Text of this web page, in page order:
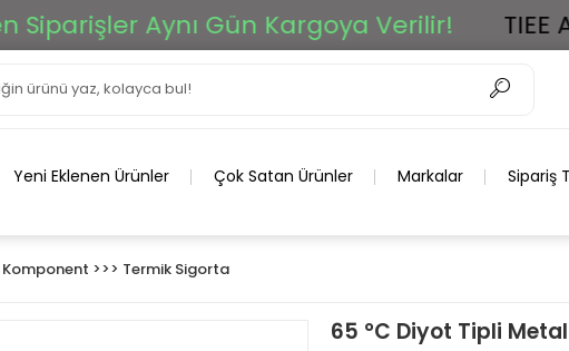
Aynı Gün Kargoya Verilir! TIEE Ar-
Yeni Eklenen Ürünler Çok Satan Ürünler Markalar Sipariş
Komponent >>> Termik Sigorta
65 °C Diyot Tipli